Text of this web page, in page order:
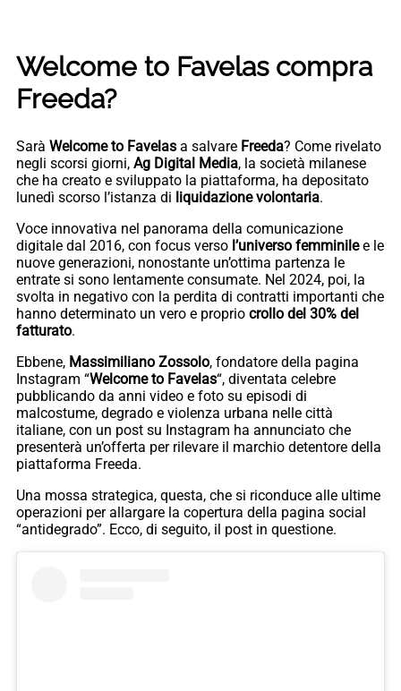
Welcome to Favelas compra
Freeda?
Sarà Welcome to Favelas a salvare Freeda? Come rivelato
negli scorsi giorni, Ag Digital Media, la società milanese
che ha creato e sviluppato la piattaforma, ha depositato
lunedì scorso l’istanza di liquidazione volontaria.
Voce innovativa nel panorama della comunicazione
digitale dal 2016, con focus verso l’universo femminilee le
nuove generazioni, nonostante un’ottima partenza le
entrate si sono lentamente consumate. Nel 2024, poi, la
svolta in negativo con la perdita di contratti importanti che
hanno determinato un vero e proprio crollo del 30% del
fatturato.
Ebbene, Massimiliano Zossolo, fondatore della pagina
Instagram “Welcome to Favelas“, diventata celebre
pubblicando da anni video e foto su episodi di
malcostume, degrado e violenza urbana nelle città
italiane, con un post su Instagram ha annunciato che
presenterà un’offerta per rilevare il marchio detentore della
piattaforma Freeda.
Una mossa strategica, questa, che si riconduce alle ultime
operazioni per allargare la copertura della pagina social
“antidegrado”. Ecco, di seguito, il post in questione.